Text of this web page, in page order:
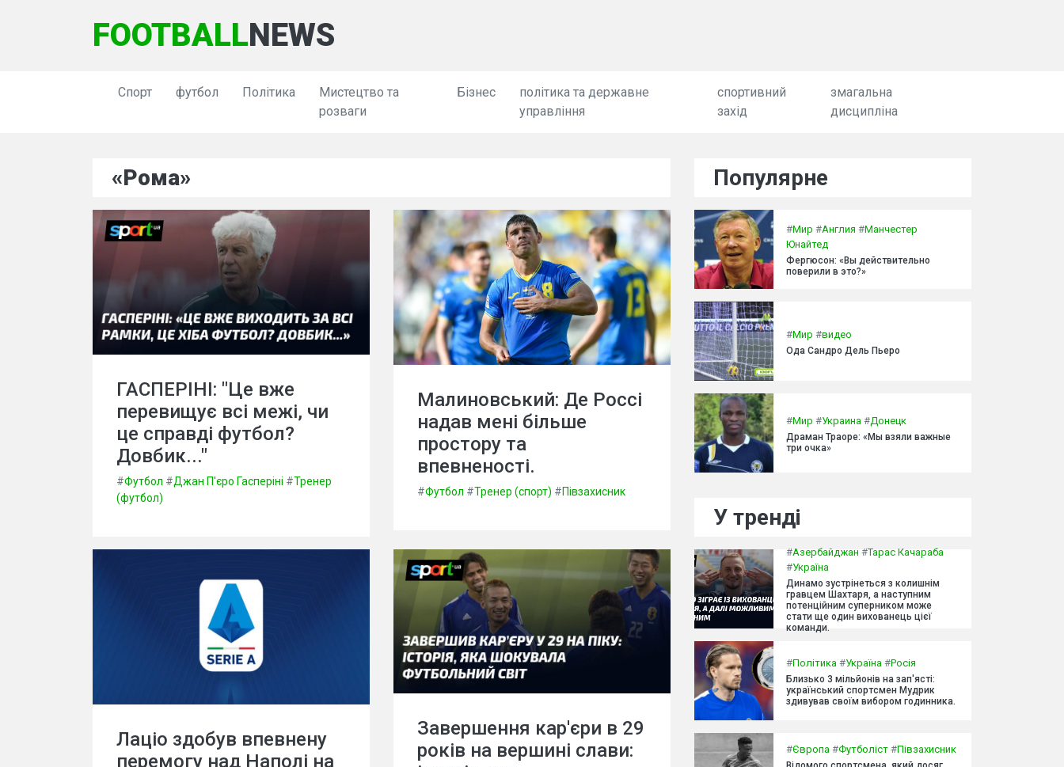
FOOTBALLNEWS
Спорт футбол Політика
Мистецтво та
розваги
Бізнес
політика та державне
управління
спортивний
захід
змагальна
дисципліна
«Рома»
ГАСПЕРІНІ: "Це вже
перевищує всі межі, чи
це справді футбол?
Довбик..."
#Футбол #Джан П'єро Гасперіні #Тренер
(футбол)
Малиновський: Де Россі
надав мені більше
простору та
впевненості.
#Футбол #Тренер (спорт) #Півзахисник
Лаціо здобув впевнену
перемогу над Наполі на
Завершення кар'єри в 29
років на вершині слави:
Популярне
#Мир #Англия #Манчестер
Юнайтед
Фергюсон: «Вы действительно
поверили в это?»
#Мир #видео
Ода Сандро Дель Пьеро
#Мир #Украина #Донецк
Драман Траоре: «Мы взяли важные
три очка»
У тренді
#Азербайджан #Тарас Качараба
#Україна
Динамо зустрінеться з колишнім
гравцем Шахтаря, а наступним
потенційним суперником може
стати ще один вихованець цієї
команди.
#Політика #Україна #Росія
Близько 3 мільйонів на зап'ясті:
український спортсмен Мудрик
здивував своїм вибором годинника.
#Європа #Футболіст #Півзахисник